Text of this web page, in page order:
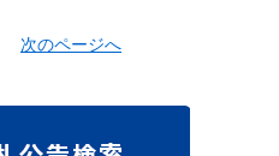
次のページへ